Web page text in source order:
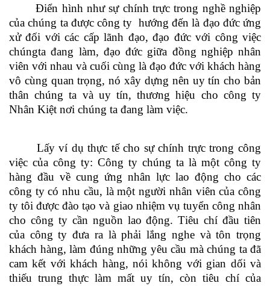
Điển hình như sự chính trực trong nghề nghiệp
của chúng ta được công ty hướng đến là đạo đức ứng
xử đối với các cấp lãnh đạo, đạo đức với công việc
chúngta đang làm, đạo đức giữa đồng nghiệp nhân
viên với nhau và cuối cùng là đạo đức với khách hàng
vô cùng quan trọng, nó xây dựng nên uy tín cho bản
thân chúng ta và uy tín, thương hiệu cho công ty
Nhân Kiệt nơi chúng ta đang làm việc.
Lấy ví dụ thực tế cho sự chính trực trong công
việc của công ty: Công ty chúng ta là một công ty
hàng đầu về cung ứng nhân lực lao động cho các
công ty có nhu cầu, là một người nhân viên của công
ty tôi được đào tạo và giao nhiệm vụ tuyển công nhân
cho công ty cần nguồn lao động. Tiêu chí đầu tiên
của công ty đưa ra là phải lắng nghe và tôn trọng
khách hàng, làm đúng những yêu cầu mà chúng ta đã
cam kết với khách hàng, nói không với gian dối và
thiếu trung thực làm mất uy tín, còn tiêu chí của